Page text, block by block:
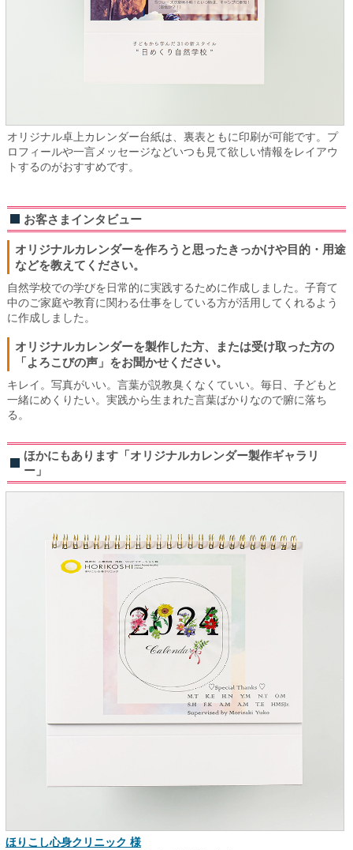
オリジナル卓上カレンダー台紙は、裏表ともに印刷が可能です。プ
ロフィールや一言メッセージなどいつも見て欲しい情報をレイアウ
トするのがおすすめです。
お客さまインタビュー
オリジナルカレンダーを作ろうと思ったきっかけや目的・用途
などを教えてください。
自然学校での学びを日常的に実践するために作成しました。子育て
中のご家庭や教育に関わる仕事をしている方が活用してくれるよう
に作成しました。
オリジナルカレンダーを製作した方、または受け取った方の
「よろこびの声」をお聞かせください。
キレイ。写真がいい。言葉が説教臭くなくていい。毎日、子どもと
一緒にめくりたい。実践から生まれた言葉ばかりなので腑に落ち
る。
ほかにもあります「オリジナルカレンダー製作ギャラリ
ー」
ほりこし心身クリニック 様